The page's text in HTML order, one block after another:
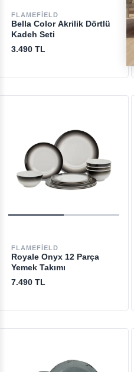
FLAMEFIELD
Bella Color Akrilik Dörtlü
Kadeh Seti
3.490 TL
FLAMEFIELD
Royale Onyx 12 Parça
Yemek Takımı
7.490 TL